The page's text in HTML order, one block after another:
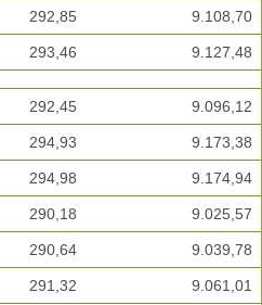
292,85 9.108,70
293,46 9.127,48
292,45 9.096,12
294,93 9.173,38
294,98 9.174,94
290,18 9.025,57
290,64 9.039,78
291,32 9.061,01